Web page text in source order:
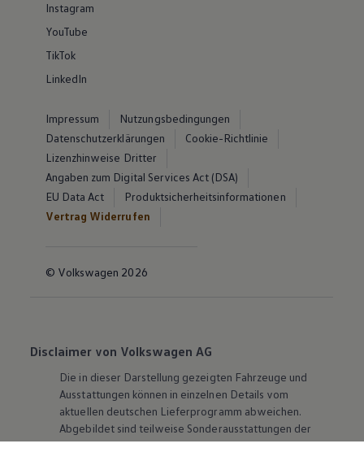
Instagram
YouTube
TikTok
LinkedIn
Impressum
Nutzungsbedingungen
Datenschutzerklärungen
Cookie-Richtlinie
Lizenzhinweise Dritter
Angaben zum Digital Services Act (DSA)
EU Data Act
Produktsicherheitsinformationen
Vertrag Widerrufen
© Volkswagen 2026
Disclaimer von Volkswagen AG
Die in dieser Darstellung gezeigten Fahrzeuge und
Ausstattungen können in einzelnen Details vom
aktuellen deutschen Lieferprogramm abweichen.
Abgebildet sind teilweise Sonderausstattungen der
Fahrzeuge gegen Mehrpreis.